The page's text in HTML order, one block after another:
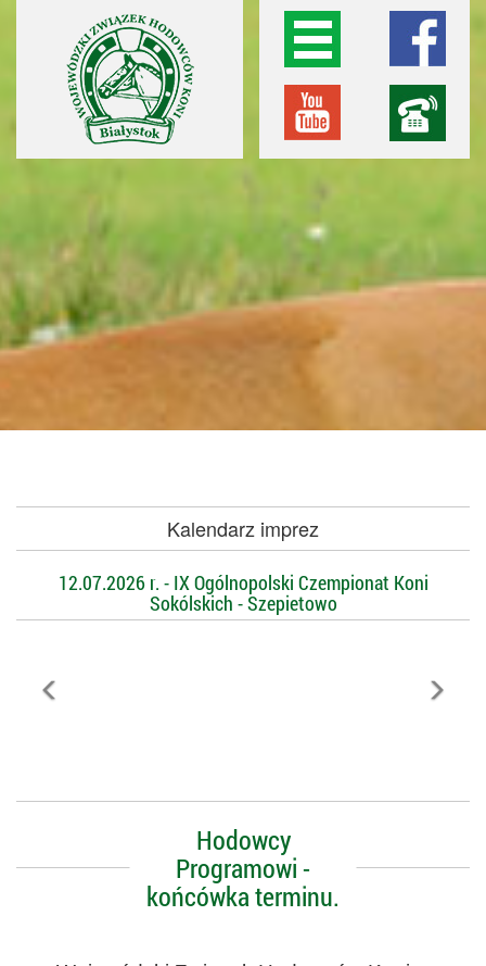
Kalendarz imprez
12.07.2026 r. - IX Ogólnopolski Czempionat Koni
Sokólskich - Szepietowo
Hodowcy
Programowi -
końcówka terminu.